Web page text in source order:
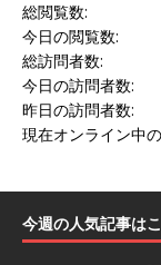
総閲覧数:
今日の閲覧数:
総訪問者数:
今日の訪問者数:
昨日の訪問者数:
現在オンライン中
今週の人気記事は